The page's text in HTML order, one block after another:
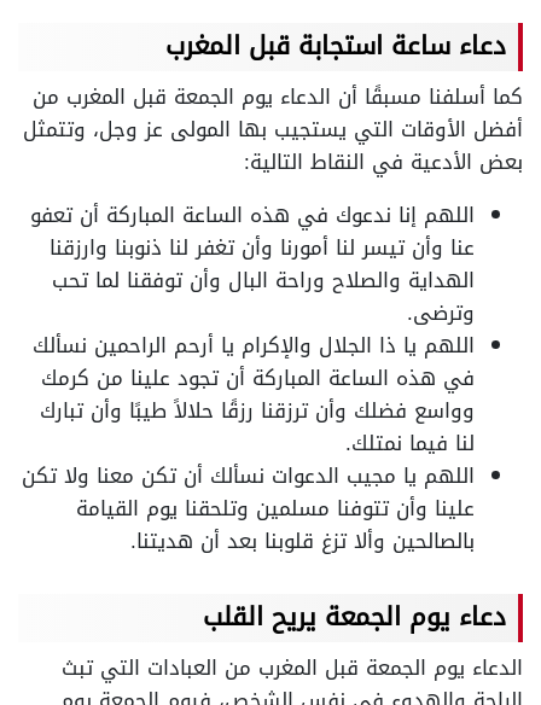
دعاء ساعة استجابة قبل المغرب
كما أسلفنا مسبقًا أن الدعاء يوم الجمعة قبل المغرب من
أفضل الأوقات التي يستجيب بها المولى عز وجل، وتتمثل
بعض الأدعية في النقاط التالية:
اللهم إنا ندعوك في هذه الساعة المباركة أن تعفو
عنا وأن تيسر لنا أمورنا وأن تغفر لنا ذنوبنا وارزقنا
الهداية والصلاح وراحة البال وأن توفقنا لما تحب
وترضى.
اللهم يا ذا الجلال والإكرام يا أرحم الراحمين نسألك
في هذه الساعة المباركة أن تجود علينا من كرمك
وواسع فضلك وأن ترزقنا رزقًا حلالاً طيبًا وأن تبارك
لنا فيما نمتلك.
اللهم يا مجيب الدعوات نسألك أن تكن معنا ولا تكن
علينا وأن تتوفنا مسلمين وتلحقنا يوم القيامة
بالصالحين وألا تزغ قلوبنا بعد أن هديتنا.
دعاء يوم الجمعة يريح القلب
الدعاء يوم الجمعة قبل المغرب من العبادات التي تبث